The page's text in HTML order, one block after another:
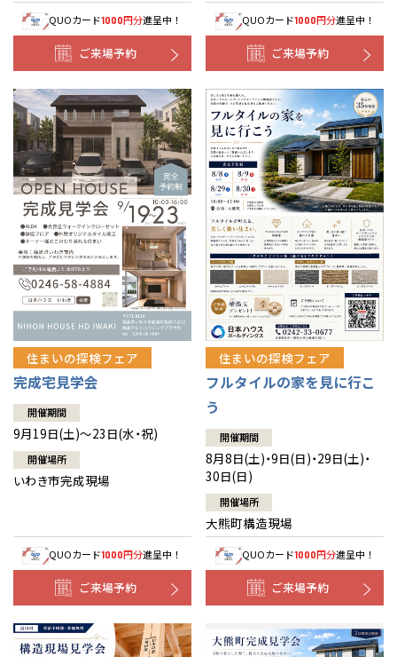
QUOカード1000円分進呈中！
ご来場予約
QUOカード1000円分進呈中！
ご来場予約
住まいの探検フェア
完成宅見学会
開催期間
9月19日(土)～23日(水・祝)
開催場所
いわき市完成現場
QUOカード1000円分進呈中！
ご来場予約
住まいの探検フェア
フルタイルの家を見に行こ
う
開催期間
8月8日(土)・9日(日)・29日(土)・
30日(日)
開催場所
大熊町構造現場
QUOカード1000円分進呈中！
ご来場予約